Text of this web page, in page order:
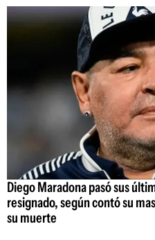
Diego Maradona pasó sus
resignado, según contó su
su muerte